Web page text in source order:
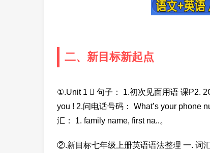
二、新目标新起点
①.Unit 1  句子： 1.初次见面用语 课P2.
you ! 2.问电话号码： What’s your phone
汇： 1. family name, first na..。
②.新目标七年级上册英语语法整理 一. 词